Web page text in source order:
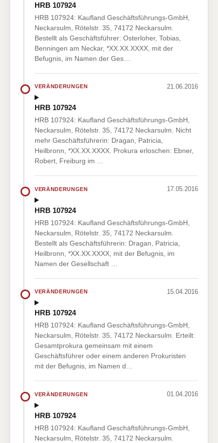
HRB 107924
HRB 107924: Kaufland Geschäftsführungs-GmbH,
Neckarsulm, Rötelstr. 35, 74172 Neckarsulm.
Bestellt als Geschäftsführer: Osterloher, Tobias,
Benningen am Neckar, *XX.XX.XXXX, mit der
Befugnis, im Namen der Ges…
VERÄNDERUNGEN 21.06.2016
HRB 107924
HRB 107924: Kaufland Geschäftsführungs-GmbH,
Neckarsulm, Rötelstr. 35, 74172 Neckarsulm. Nicht
mehr Geschäftsführerin: Dragan, Patricia,
Heilbronn, *XX.XX.XXXX. Prokura erloschen: Ebner,
Robert, Freiburg im …
VERÄNDERUNGEN 17.05.2016
HRB 107924
HRB 107924: Kaufland Geschäftsführungs-GmbH,
Neckarsulm, Rötelstr. 35, 74172 Neckarsulm.
Bestellt als Geschäftsführerin: Dragan, Patricia,
Heilbronn, *XX.XX.XXXX, mit der Befugnis, im
Namen der Gesellschaft …
VERÄNDERUNGEN 15.04.2016
HRB 107924
HRB 107924: Kaufland Geschäftsführungs-GmbH,
Neckarsulm, Rötelstr. 35, 74172 Neckarsulm. Erteilt:
Gesamtprokura gemeinsam mit einem
Geschäftsführer oder einem anderen Prokuristen
mit der Befugnis, im Namen d…
VERÄNDERUNGEN 01.04.2016
HRB 107924
HRB 107924: Kaufland Geschäftsführungs-GmbH,
Neckarsulm, Rötelstr. 35, 74172 Neckarsulm.